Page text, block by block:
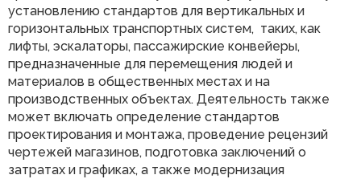
установлению стандартов для вертикальных и
горизонтальных транспортных систем, таких, как
лифты, эскалаторы, пассажирские конвейеры,
предназначенные для перемещения людей и
материалов в общественных местах и на
производственных объектах. Деятельность также
может включать определение стандартов
проектирования и монтажа, проведение рецензий
чертежей магазинов, подготовка заключений о
затратах и графиках, а также модернизация